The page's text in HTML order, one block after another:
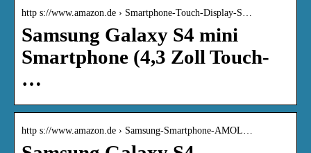
http s://www.amazon.de › Smartphone-Touch-Display-S…
Samsung Galaxy S4 mini
Smartphone (4,3 Zoll Touch-
…
http s://www.amazon.de › Samsung-Smartphone-AMOL…